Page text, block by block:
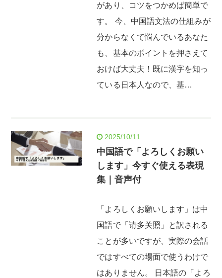
があり、コツをつかめば簡単で
す。 今、中国語文法の仕組みが
分からなくて悩んでいるあなた
も、基本のポイントを押さえて
おけば大丈夫！既に漢字を知っ
ている日本人なので、基…
2025/10/11
中国語で「よろしくお願い
します」今すぐ使える表現
集｜音声付
「よろしくお願いします」は中
国語で「请多关照」と訳される
ことが多いですが、実際の会話
ではすべての場面で使うわけで
はありません。 日本語の「よろ